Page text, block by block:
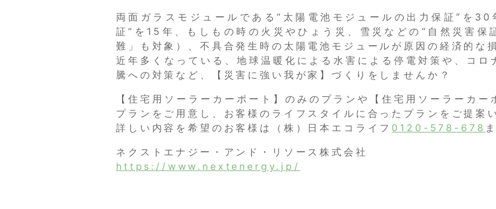
両面ガラスモジュールである“太陽電池モジュールの出力保証”を30
証”を15年、もしもの時の火災やひょう災、雪災などの“自然災害保
難」も対象）、不具合発生時の太陽電池モジュールが原因の経済的な
近年多くなっている、地球温暖化による水害による停電対策や、コロ
騰への対策など、【災害に強い我が家】づくりをしませんか？
【住宅用ソーラーカーポート】のみのプランや【住宅用ソーラーカ
プランをご用意し、お客様のライフスタイルに合ったプランをご提案
詳しい内容を希望のお客様は（株）日本エコライフ 0120-578-678
ネクストエナジー・アンド・リソース株式会社
https://www.nextenergy.jp/